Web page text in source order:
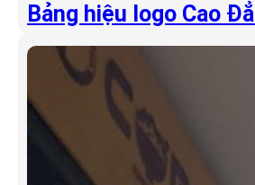
Bảng hiệu logo Cao